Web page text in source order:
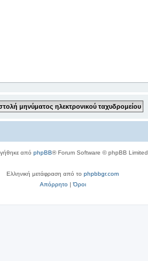
από phpBB® Forum Software © phpBB Limited
Ελληνική μετάφραση από το phpbbgr.com
Απόρρητο|Όροι